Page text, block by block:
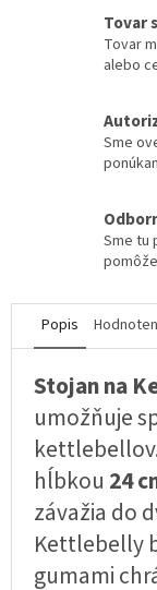
Tovar
Tovar
alebo
Sme
Sme tu
Popis
Stojan na
umožňuje
hĺbkou 24
závažia do
Kettlebelly
gumami